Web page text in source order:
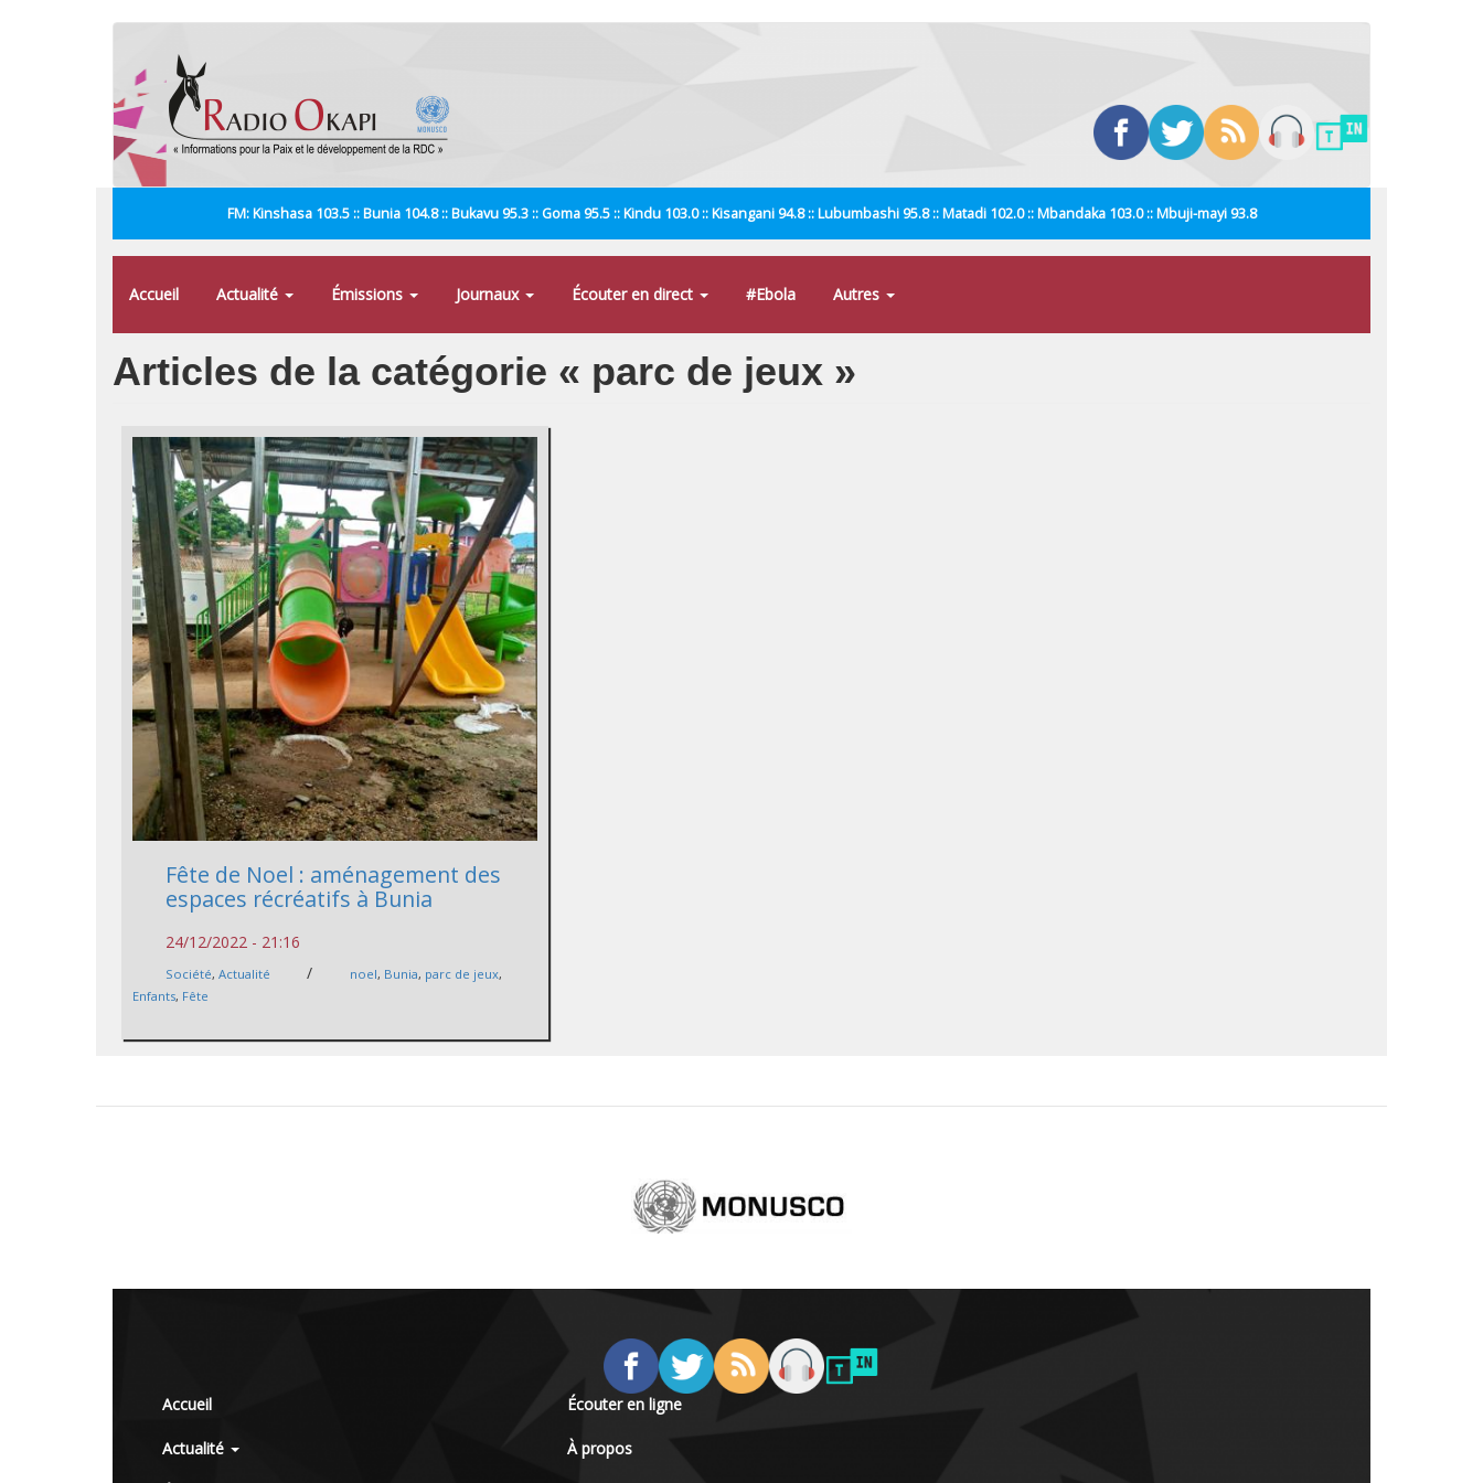
FM: Kinshasa 103.5 :: Bunia 104.8 :: Bukavu 95.3 :: Goma 95.5 :: Kindu 103.0 :: Kisangani 94.8 :: Lubumbashi 95.8 :: Matadi 102.0 :: Mbandaka 103.0 :: Mbuji-mayi 93.8
Accueil Actualité Émissions Journaux Écouter en direct #Ebola Autres
Articles de la catégorie « parc de jeux »
Fête de Noel : aménagement des
espaces récréatifs à Bunia
24/12/2022 - 21:16
Société,Actualité / noel, Bunia, parc de jeux,
Enfants, Fête
Accueil
Actualité
Écouter en ligne
À propos